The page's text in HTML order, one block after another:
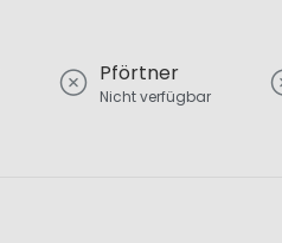
Pförtner
Nicht verfügbar